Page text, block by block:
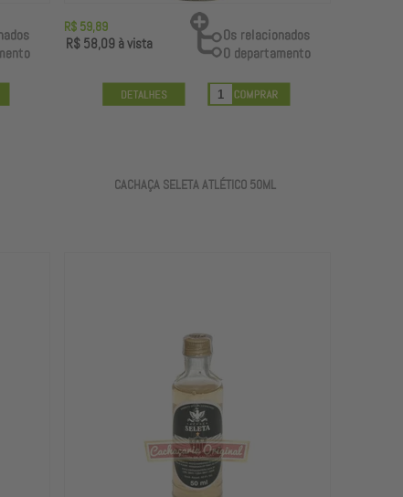
R$ 59,89
R$ 58,09à vista
CACHAÇA SELETA ATLÉTICO 50ML